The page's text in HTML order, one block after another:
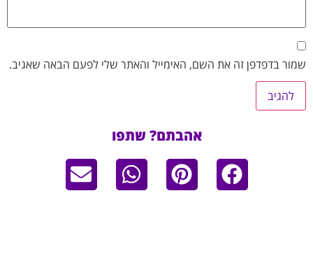
שמור בדפדפן זה את השם, האימייל והאתר שלי לפעם הבאה שאגיב.
אהבתם? שתפו